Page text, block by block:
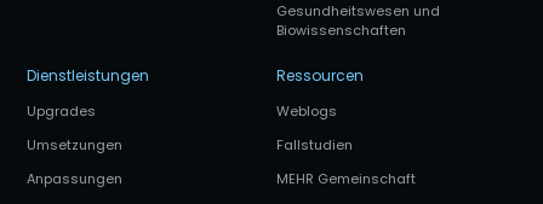
Gesundheitswesen und
Biowissenschaften
Dienstleistungen
Upgrades
Umsetzungen
Anpassungen
Ressourcen
Weblogs
Fallstudien
MEHR Gemeinschaft